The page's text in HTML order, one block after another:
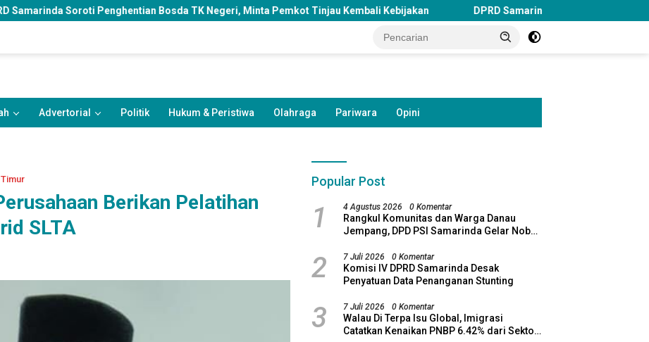
Bosda TK Negeri, Minta Pemkot Tinjau Kembali Kebijakan DPRD Samarinda Desak Pembaruan Lampu Jalan di
Advertorial Politik Hukum & Peristiwa Olahraga Pariwara Opini
Berikan Pelatihan
SLTA
Popular Post
1 4 Agustus 2026 0 Komentar
Rangkul Komunitas dan Warga Danau
Jempang, DPD PSI Samarinda Gelar Nobar
2 7 Juli 2026 0 Komentar
Komisi IV DPRD Samarinda Desak
Penyatuan Data Penanganan Stunting
3 7 Juli 2026 0 Komentar
Walau Di Terpa Isu Global, Imigrasi
Catatkan Kenaikan PNBP 6.42% dari Sektor